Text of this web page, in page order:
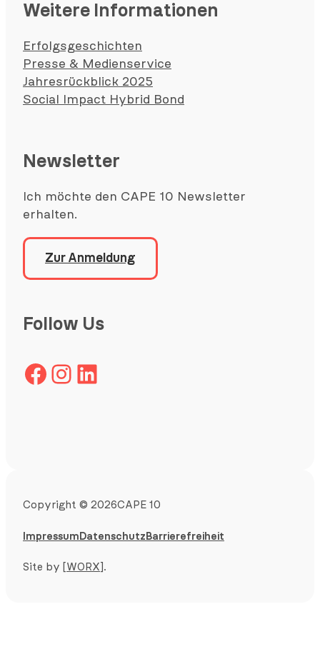
Weitere Informationen
Erfolgsgeschichten
Presse & Medienservice
Jahresrückblick 2025
Social Impact Hybrid Bond
Newsletter
Ich möchte den CAPE 10 Newsletter
erhalten.
Zur Anmeldung
Follow Us
Facebook Instagram LinkedIn
Copyright © 2026CAPE 10
Impressum Datenschutz Barrierefreiheit
Site by [WORX] .